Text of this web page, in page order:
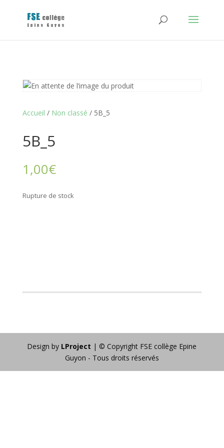
Accueil / Non classé / 5B_5
5B_5
1,00€
Rupture de stock
Design by LProject | © Copyright FSE collège Epine
Guyon - Tous droits réservés